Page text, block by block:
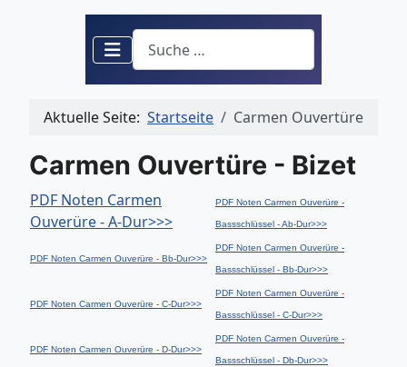
Suchen
Aktuelle Seite: Startseite Carmen Ouvertüre
Carmen Ouvertüre - Bizet
PDF Noten Carmen
Ouverüre - A-Dur>>>
PDF Noten Carmen Ouverüre -
Bassschlüssel - Ab-Dur>>>
PDF Noten Carmen Ouverüre - Bb-Dur>>>
PDF Noten Carmen Ouverüre -
Bassschlüssel - Bb-Dur>>>
PDF Noten Carmen Ouverüre - C-Dur>>>
PDF Noten Carmen Ouverüre -
Bassschlüssel - C-Dur>>>
PDF Noten Carmen Ouverüre - D-Dur>>>
PDF Noten Carmen Ouverüre -
Bassschlüssel - Db-Dur>>>